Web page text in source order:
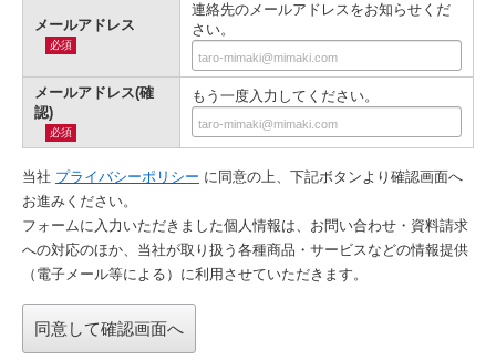
メールアドレス
必須
連絡先のメールアドレスをお知らせくだ
さい。
メールアドレス(確
認)
必須
もう一度入力してください。
当社 プライバシーポリシー に同意の上、下記ボタンより確認画⾯へ
お進みください。
フォームに入力いただきました個人情報は、お問い合わせ・資料請求
への対応のほか、当社が取り扱う各種商品・サービスなどの情報提供
（電子メール等による）に利用させていただきます。